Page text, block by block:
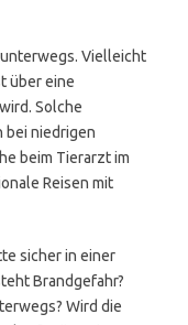
Vielleicht
über eine
Solche
bei niedrigen
beim Tierarzt im
Reisen mit
sicher in einer
Brandgefahr?
Wird die